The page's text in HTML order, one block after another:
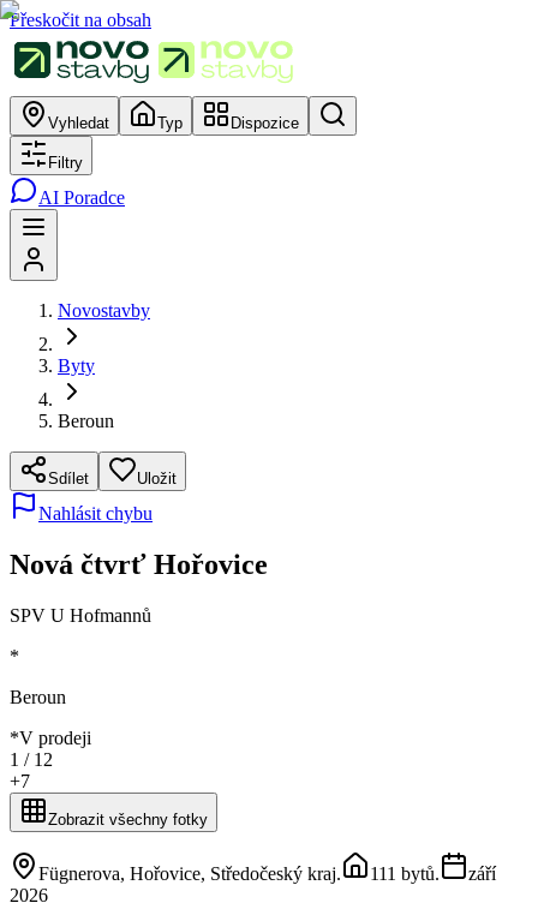
Přeskočit na obsah
Vyhledat Typ Dispozice
Filtry
AI Poradce
Novostavby
Byty
Beroun
Sdílet Uložit
Nahlásit chybu
Nová čtvrť Hořovice
SPV U Hofmannů
*
Beroun
*V prodeji
1 / 12
+7
Zobrazit všechny fotky
Fügnerova, Hořovice, Středočeský kraj. 111 bytů.
září
2026